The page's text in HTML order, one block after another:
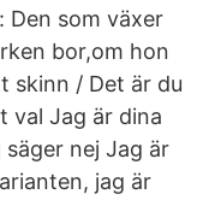
Den som växer
bor,om hon
skinn / Det är du
val Jag är dina
nej Jag är
jag är